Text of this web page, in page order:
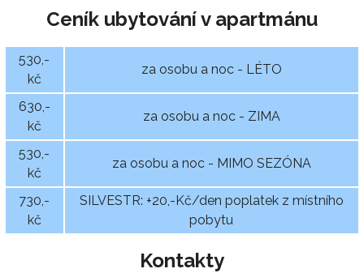
Ceník ubytování v apartmánu
530,-
kč
za osobu a noc - LÉTO
630,-
kč
za osobu a noc - ZIMA
530,-
kč
za osobu a noc - MIMO SEZÓNA
730,-
kč
SILVESTR: +20,-Kč/den poplatek z místního
pobytu
Kontakty